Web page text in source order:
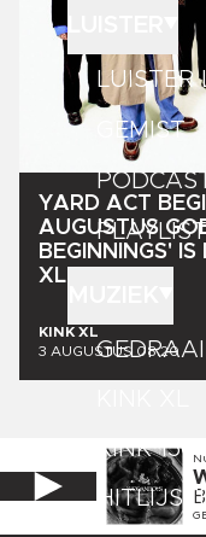
LUISTER
GEMIST
KINK 1500
YARD ACT
AUGUSTUS
BEGINNINGS' IS
XL!
KINK XL
3 AUGUSTUS 08:20